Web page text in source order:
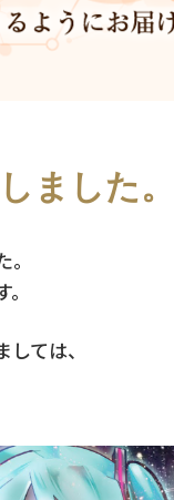
ました。
ては、